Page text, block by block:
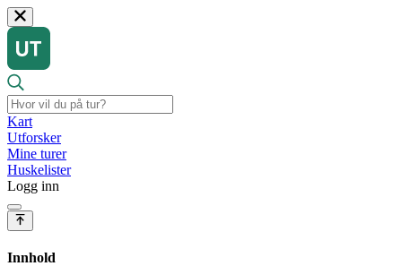
Kart
Utforsker
Mine turer
Huskelister
Logg inn
Innhold